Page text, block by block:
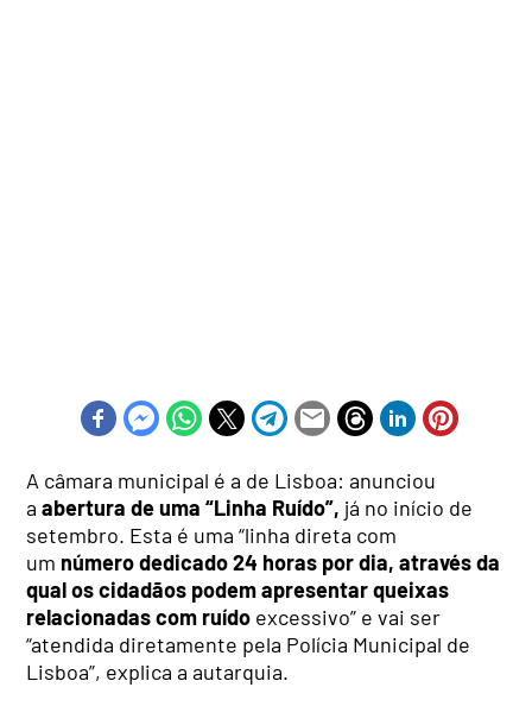
A câmara municipal é a de Lisboa: anunciou
aabertura de uma “Linha Ruído”, já no início de
setembro. Esta é uma “linha direta com
um número dedicado 24 horas por dia, através da
qual os cidadãos podem apresentar queixas
relacionadas com ruído excessivo” e vai ser
“atendida diretamente pela Polícia Municipal de
Lisboa”, explica a autarquia.